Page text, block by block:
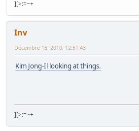
][>:=~+
Inv
Décembre 15, 2010, 12:51:43
Kim Jong-Il looking at things.
][>:=~+